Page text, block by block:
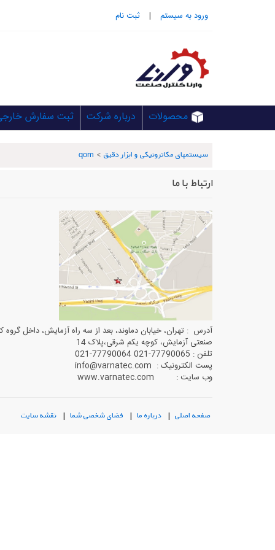
ورود به سيستم | ثبت نام
محصولات درباره شرکت ثبت سفارش
سیستمهای مکاترونیکی و ابزار دقیق >
qom
ارتباط با ما
آدرس : تهران، خیابان دماوند، بعد از سه راه آزمایش، داخل گروه
صنعتی آزمایش، کوچه یکم شرقی،پلاک 14
تلفن : 77790065-021 77790064-021
پست الکترونیک : info@varnatec.com
وب سایت : www.varnatec.com
صفحه اصلی | درباره ما | فضای شخصی شما | نقشه سایت